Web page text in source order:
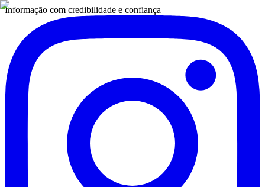
Informação com credibilidade e confiança